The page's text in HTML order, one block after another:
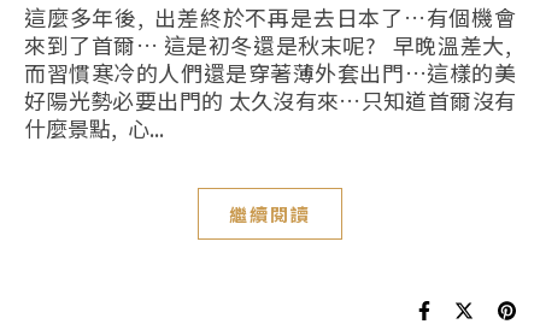
這麼多年後, 出差終於不再是去日本了…有個機會
來到了首爾… 這是初冬還是秋末呢? 早晚溫差大,
而習慣寒冷的人們還是穿著薄外套出門…這樣的美
好陽光勢必要出門的 太久沒有來…只知道首爾沒有
什麼景點, 心...
繼續閱讀